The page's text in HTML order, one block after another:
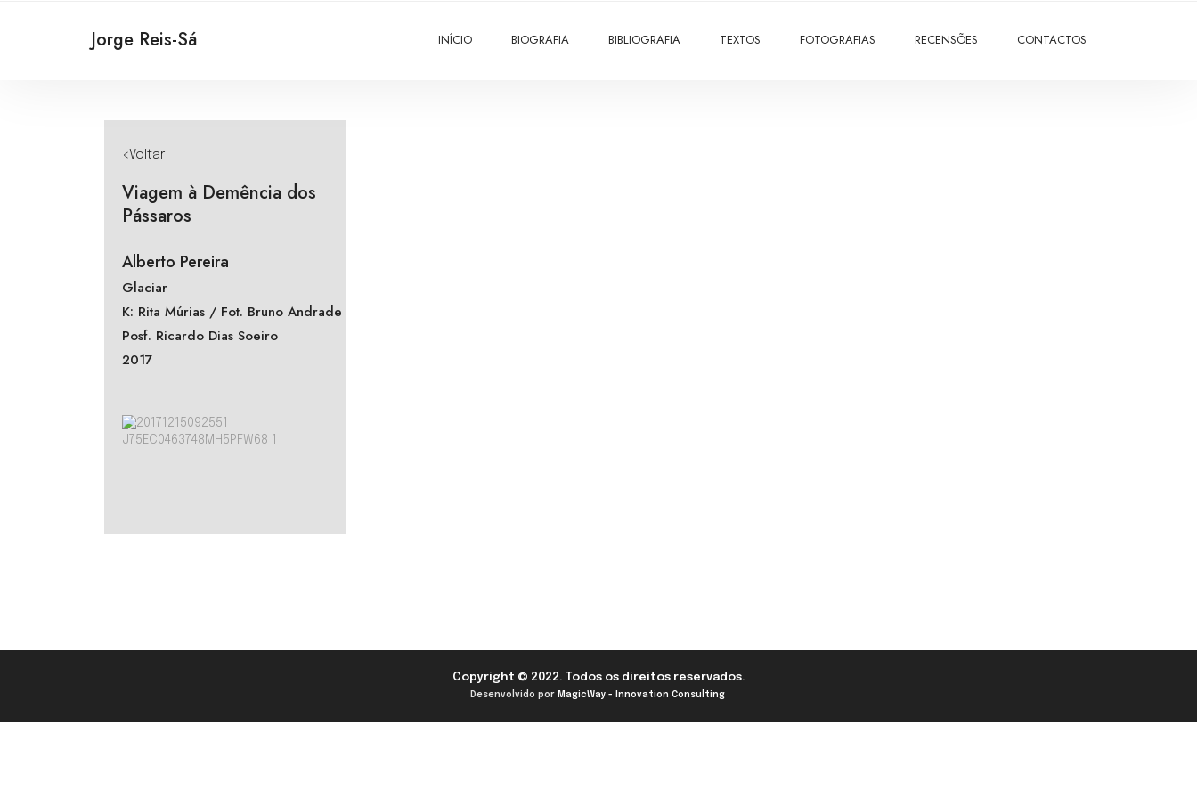
Jorge Reis-Sá INÍCIO BIOGRAFIA BIBLIOGRAFIA TEXTOS FOTOGRAFIAS RECENSÕES CONTACTOS
<Voltar
Viagem à Demência dos
Pássaros
Alberto Pereira
Glaciar
K: Rita Múrias / Fot. Bruno Andrade
Posf. Ricardo Dias Soeiro
2017
Copyright © 2022. Todos os direitos reservados.
Desenvolvido por MagicWay - Innovation Consulting